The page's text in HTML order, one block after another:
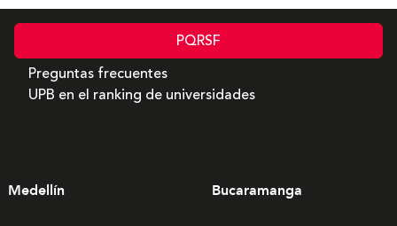
PQRSF
Preguntas frecuentes
UPB en el ranking de universidades
Medellín Bucaramanga